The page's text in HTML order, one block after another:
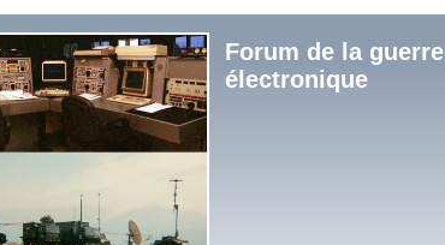
Forum de la guerre
électronique